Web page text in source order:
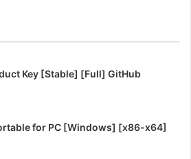
Key [Stable] [Full] GitHub
for PC [Windows] [x86-x64]